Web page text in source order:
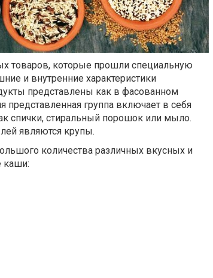
товаров, которые прошли специальную
и внутренние характеристики
представлены как в фасованном
представленная группа включает в себя
спички, стиральный порошок или мыло.
являются крупы.
количества различных вкусных и
каши: